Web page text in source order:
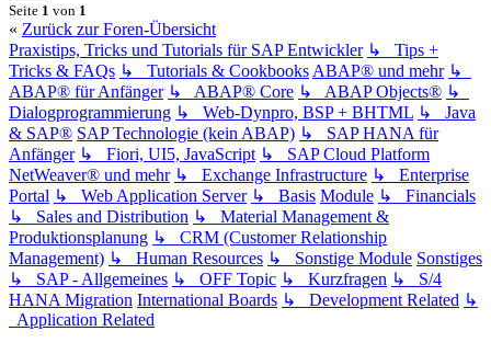
Seite 1 von 1
« Zurück zur Foren-Übersicht
Praxistips, Tricks und Tutorials für SAP Entwickler ↳ Tips +
Tricks & FAQs ↳ Tutorials & Cookbooks ABAP® und mehr ↳
ABAP® für Anfänger ↳ ABAP® Core ↳ ABAP Objects® ↳
Dialogprogrammierung ↳ Web-Dynpro, BSP + BHTML ↳ Java
& SAP® SAP Technologie (kein ABAP) ↳ SAP HANA für
Anfänger ↳ Fiori, UI5, JavaScript ↳ SAP Cloud Platform
NetWeaver® und mehr ↳ Exchange Infrastructure ↳ Enterprise
Portal ↳ Web Application Server ↳ Basis Module ↳ Financials
↳ Sales and Distribution ↳ Material Management &
Produktionsplanung ↳ CRM (Customer Relationship
Management) ↳ Human Resources ↳ Sonstige Module Sonstiges
↳ SAP - Allgemeines ↳ OFF Topic ↳ Kurzfragen ↳ S/4
HANA Migration International Boards ↳ Development Related ↳
Application Related